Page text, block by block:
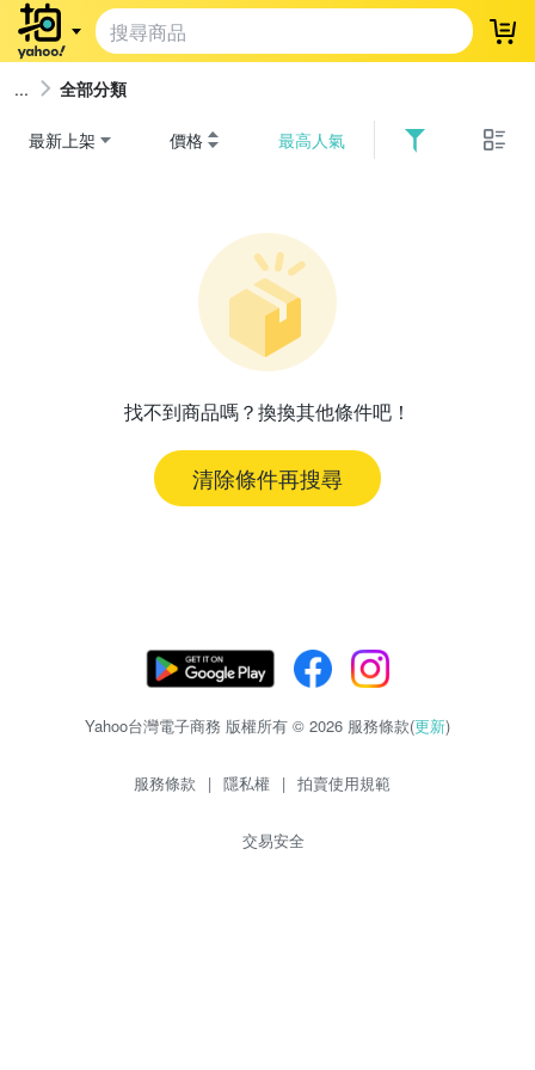
登
全部分類
最新上架 價格 最高人氣
找不到商品嗎？換換其他條件吧！
清除條件再搜尋
Yahoo台灣電子商務 版權所有 © 2026 服務條款(更新)
服務條款 | 隱私權 | 拍賣使用規範
交易安全